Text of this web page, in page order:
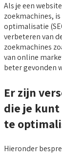
Als je een
zoekmachines,
optimalisatie
verbeteren van
zoekmachines
van online
beter gevonden
Er zijn
die je
te
Hieronder